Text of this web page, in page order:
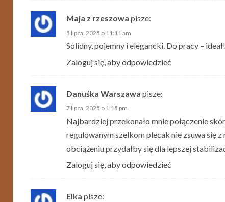
Maja z rzeszowa pisze:
5 lipca, 2025 o 11:11 am
Solidny, pojemny i elegancki. Do pracy – ideał!
Zaloguj się, aby odpowiedzieć
Danuśka Warszawa pisze:
7 lipca, 2025 o 1:15 pm
Najbardziej przekonało mnie połączenie
regulowanym szelkom plecak nie zsuwa się
obciążeniu przydałby się dla lepszej
Zaloguj się, aby odpowiedzieć
Elka pisze: